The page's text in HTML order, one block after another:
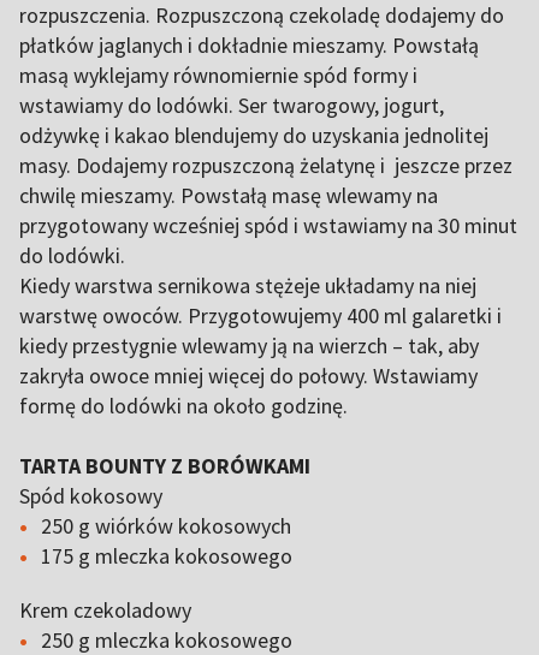
rozpuszczenia. Rozpuszczoną czekoladę dodajemy do
płatków jaglanych i dokładnie mieszamy. Powstałą
masą wyklejamy równomiernie spód formy i
wstawiamy do lodówki. Ser twarogowy, jogurt,
odżywkę i kakao blendujemy do uzyskania jednolitej
masy. Dodajemy rozpuszczoną żelatynę i jeszcze przez
chwilę mieszamy. Powstałą masę wlewamy na
przygotowany wcześniej spód i wstawiamy na 30 minut
do lodówki.
Kiedy warstwa sernikowa stężeje układamy na niej
warstwę owoców. Przygotowujemy 400 ml galaretki i
kiedy przestygnie wlewamy ją na wierzch – tak, aby
zakryła owoce mniej więcej do połowy. Wstawiamy
formę do lodówki na około godzinę.
TARTA BOUNTY Z BORÓWKAMI
Spód kokosowy
250 g wiórków kokosowych
175 g mleczka kokosowego
Krem czekoladowy
250 g mleczka kokosowego